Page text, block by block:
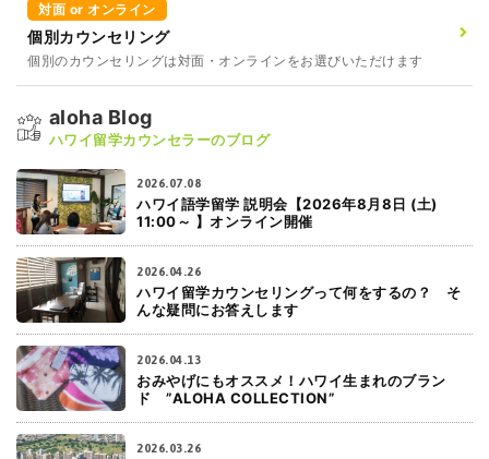
対面 or オンライン
個別カウンセリング
個別のカウンセリングは対面・オンラインをお選びいただけます
aloha Blog
ハワイ留学カウンセラーのブログ
2026.07.08
ハワイ語学留学 説明会【2026年8月8日 (土)
11:00～ 】オンライン開催
2026.04.26
ハワイ留学カウンセリングって何をするの？ そ
んな疑問にお答えします
2026.04.13
おみやげにもオススメ！ハワイ生まれのブラン
ド ”ALOHA COLLECTION”
2026.03.26